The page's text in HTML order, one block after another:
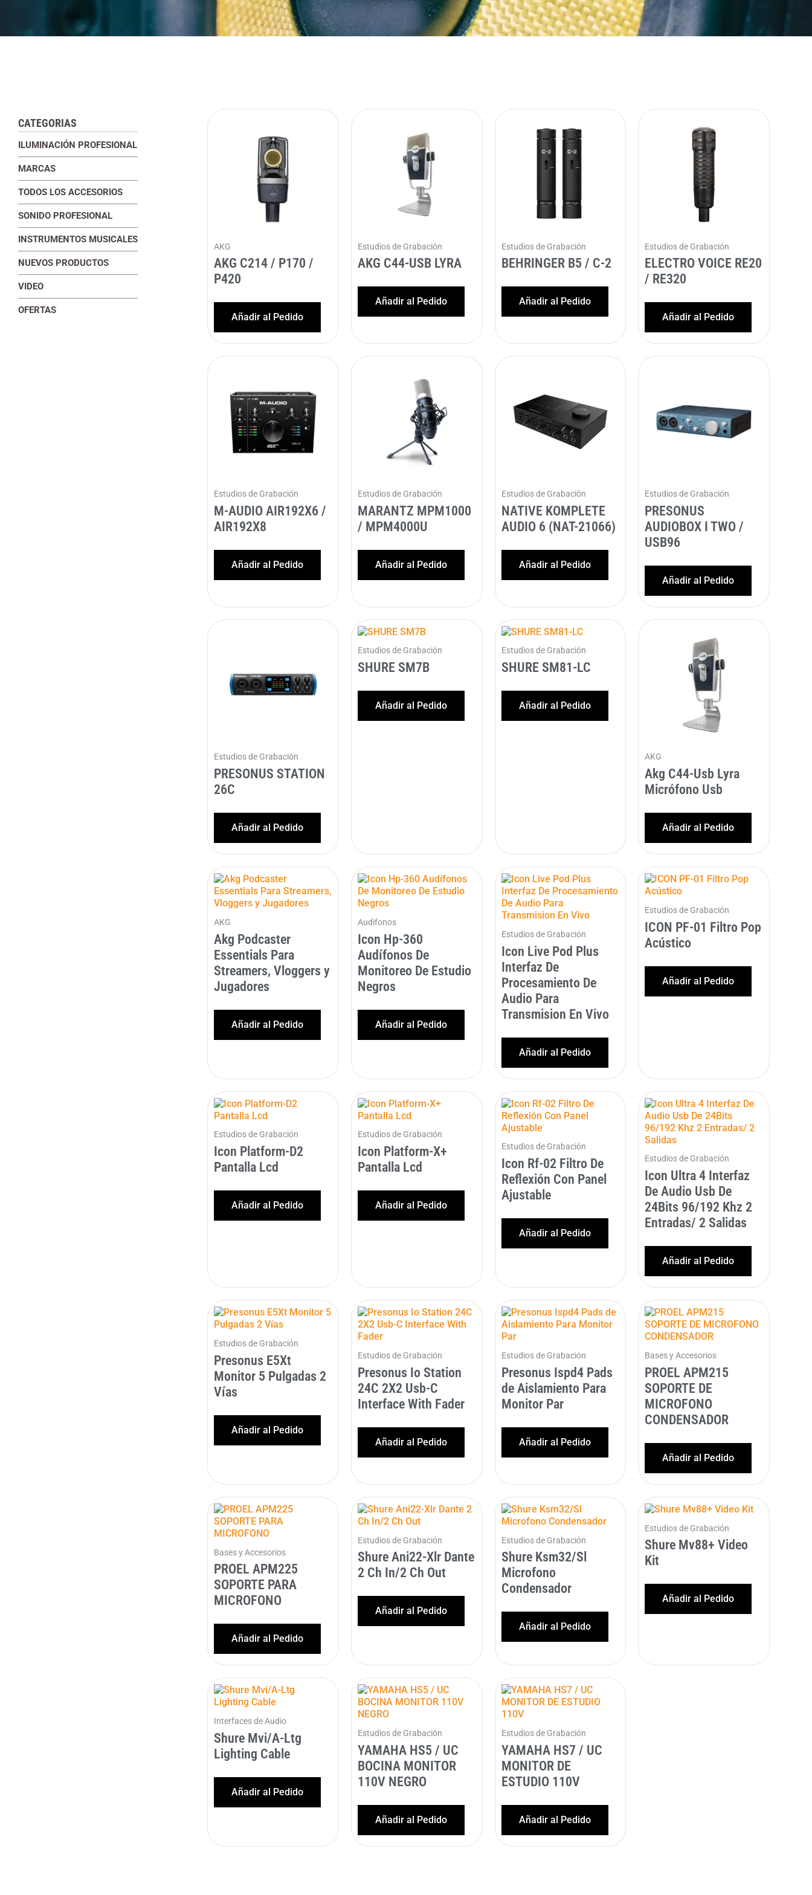
CATEGORIAS
ILUMINACIÓN PROFESIONAL
MARCAS
TODOS LOS ACCESORIOS
SONIDO PROFESIONAL
INSTRUMENTOS MUSICALES
NUEVOS PRODUCTOS
VIDEO
OFERTAS
AKG
AKG C214 / P170 /
P420
Añadir al Pedido
Estudios de Grabación
AKG C44-USB LYRA
Añadir al Pedido
Estudios de Grabación
BEHRINGER B5 / C-2
Añadir al Pedido
Estudios de Grabación
ELECTRO VOICE RE20
/ RE320
Añadir al Pedido
Estudios de Grabación
M-AUDIO AIR192X6 /
AIR192X8
Añadir al Pedido
Estudios de Grabación
MARANTZ MPM1000
/ MPM4000U
Añadir al Pedido
Estudios de Grabación
NATIVE KOMPLETE
AUDIO 6 (NAT-21066)
Añadir al Pedido
Estudios de Grabación
PRESONUS
AUDIOBOX I TWO /
USB96
Añadir al Pedido
Estudios de Grabación
PRESONUS STATION
26C
Añadir al Pedido
Estudios de Grabación
SHURE SM7B
Añadir al Pedido
Estudios de Grabación
SHURE SM81-LC
Añadir al Pedido
AKG
Akg C44-Usb Lyra
Micrófono Usb
Añadir al Pedido
AKG
Akg Podcaster
Essentials Para
Streamers, Vloggers y
Jugadores
Añadir al Pedido
Audifonos
Icon Hp-360
Audífonos De
Monitoreo De Estudio
Negros
Añadir al Pedido
Estudios de Grabación
Icon Live Pod Plus
Interfaz De
Procesamiento De
Audio Para
Transmision En Vivo
Añadir al Pedido
Estudios de Grabación
ICON PF-01 Filtro Pop
Acústico
Añadir al Pedido
Estudios de Grabación
Icon Platform-D2
Pantalla Lcd
Añadir al Pedido
Estudios de Grabación
Icon Platform-X+
Pantalla Lcd
Añadir al Pedido
Estudios de Grabación
Icon Rf-02 Filtro De
Reflexión Con Panel
Ajustable
Añadir al Pedido
Estudios de Grabación
Icon Ultra 4 Interfaz
De Audio Usb De
24Bits 96/192 Khz 2
Entradas/ 2 Salidas
Añadir al Pedido
Estudios de Grabación
Presonus E5Xt
Monitor 5 Pulgadas 2
Vías
Añadir al Pedido
Estudios de Grabación
Presonus Io Station
24C 2X2 Usb-C
Interface With Fader
Añadir al Pedido
Estudios de Grabación
Presonus Ispd4 Pads
de Aislamiento Para
Monitor Par
Añadir al Pedido
Bases y Accesorios
PROEL APM215
SOPORTE DE
MICROFONO
CONDENSADOR
Añadir al Pedido
Bases y Accesorios
PROEL APM225
SOPORTE PARA
MICROFONO
Añadir al Pedido
Estudios de Grabación
Shure Ani22-Xlr Dante
2 Ch In/2 Ch Out
Añadir al Pedido
Estudios de Grabación
Shure Ksm32/Sl
Microfono
Condensador
Añadir al Pedido
Estudios de Grabación
Shure Mv88+ Video
Kit
Añadir al Pedido
Interfaces de Audio
Shure Mvi/A-Ltg
Lighting Cable
Añadir al Pedido
Estudios de Grabación
YAMAHA HS5 / UC
BOCINA MONITOR
110V NEGRO
Añadir al Pedido
Estudios de Grabación
YAMAHA HS7 / UC
MONITOR DE
ESTUDIO 110V
Añadir al Pedido